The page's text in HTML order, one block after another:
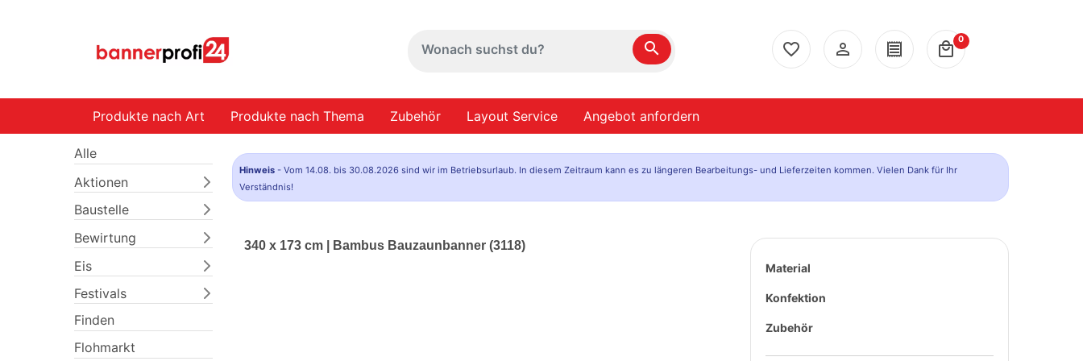
search favorite_border person_outline receipt local_mall
0
Produkte nach Art Produkte nach Thema Zubehör Layout Service Angebot anfordern
Alle
Aktionen
Baustelle
Bewirtung
Eis
Festivals
Finden
Flohmarkt
Hinweis - Vom 14.08. bis 30.08.2026 sind wir im Betriebsurlaub. In diesem Zeitraum kann es zu längeren Bearbeitungs- und Lieferzeiten kommen. Vielen Dank für Ihr
Verständnis!
340 x 173 cm | Bambus Bauzaunbanner (3118)
Material
Konfektion
Zubehör